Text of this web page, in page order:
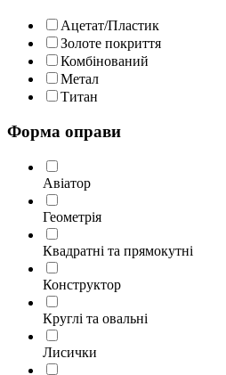
Ацетат/Пластик
Золоте покриття
Комбінований
Метал
Титан
Форма оправи
Авіатор
Геометрія
Квадратні та прямокутні
Конструктор
Круглі та овальні
Лисички